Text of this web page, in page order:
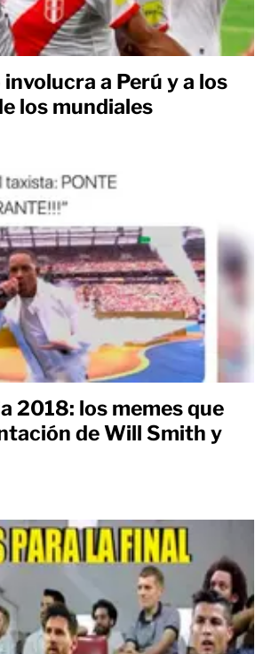
a Perú y a los
los mundiales
2018: los memes que
de Will Smith y